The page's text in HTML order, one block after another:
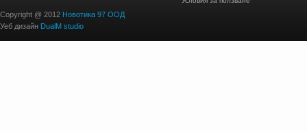
Copyright @ 2012 Новотика 97 ООД
Уеб дизайн DualM studio